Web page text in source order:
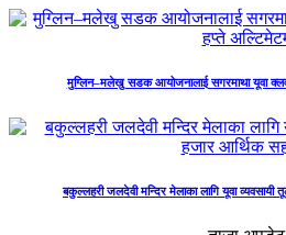
मुग्लिन–मलेखु सडक आयोजनालाई सगरमाथा यूवा
बकुल्लहरी जलदेवी मन्दिर मेलाका लागि यूवा व्यवसायी